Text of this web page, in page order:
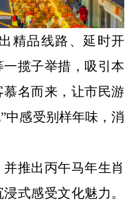
品线路、延时开
揽子举措，吸引本
名而来，让市民游
中感受别样年味，消
推出丙午马年生肖
式感受文化魅力。